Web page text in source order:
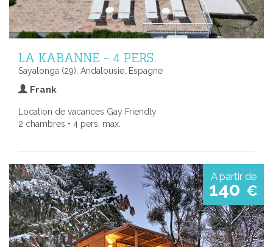
LA KABANNE - 4 PERS.
Sayalonga (29), Andalousie, Espagne
Frank
Location de vacances Gay Friendly
2 chambres • 4 pers. max.
A partir de
140 €